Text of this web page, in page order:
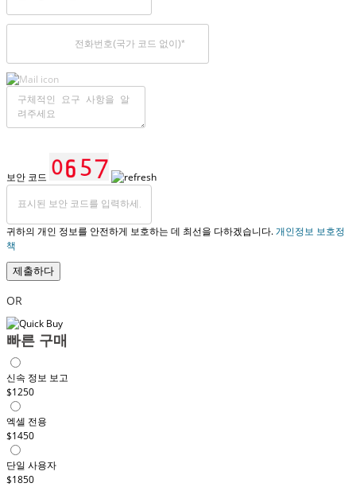
보안 코드
귀하의 개인 정보를 안전하게 보호하는 데 최선을 다하겠습니다.개인정보 보호정
책
제출하다
OR
빠른 구매
신속 정보 보고
$1250
엑셀 전용
$1450
단일 사용자
$1850